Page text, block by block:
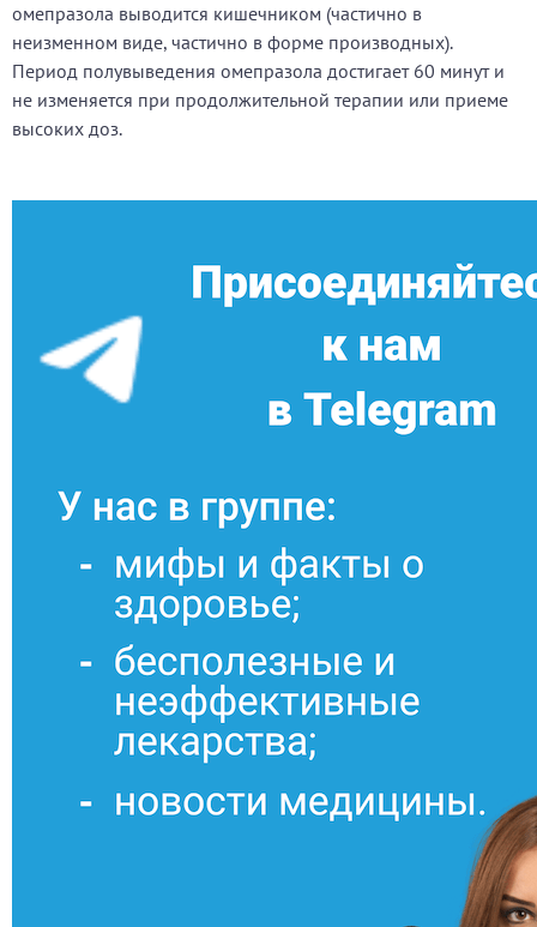
омепразола выводится кишечником (частично в
неизменном виде, частично в форме производных).
Период полувыведения омепразола достигает 60 минут и
не изменяется при продолжительной терапии или приеме
высоких доз.